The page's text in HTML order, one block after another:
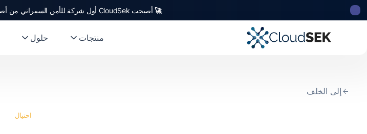
🚀 أصبحت CloudSek أول شركة للأمن السيبراني من أصل هندي تتلقى استثمارات منها
منتجات حلول
إلى الخلف
احتيال